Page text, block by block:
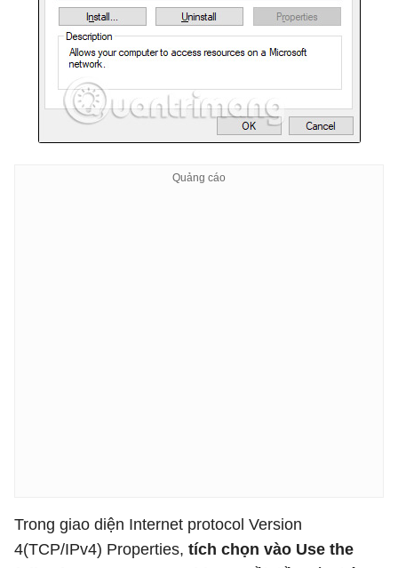
Trong giao diện Internet protocol Version
4(TCP/IPv4) Properties, tích chọn vào Use the